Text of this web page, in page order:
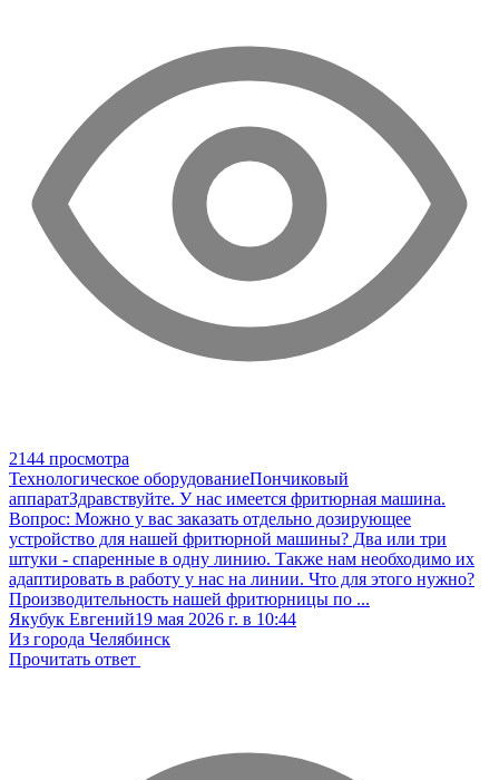
2144 просмотра
Технологическое оборудованиеПончиковый
аппаратЗдравствуйте. У нас имеется фритюрная машина.
Вопрос: Можно у вас заказать отдельно дозирующее
устройство для нашей фритюрной машины? Два или три
штуки - спаренные в одну линию. Также нам необходимо их
адаптировать в работу у нас на линии. Что для этого нужно?
Производительность нашей фритюрницы по ...
Якубук Евгений19 мая 2026 г. в 10:44
Из города Челябинск
Прочитать ответ